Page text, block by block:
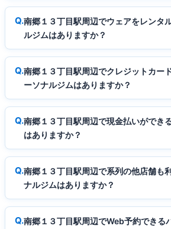
南郷１３丁目駅周辺でウェアをレンタ
ルジムはありますか？
南郷１３丁目駅周辺でクレジットカー
ーソナルジムはありますか？
南郷１３丁目駅周辺で現金払いができ
はありますか？
南郷１３丁目駅周辺で系列の他店舗も
ナルジムはありますか？
南郷１３丁目駅周辺でWeb予約できる